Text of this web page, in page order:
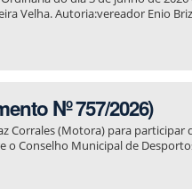
Velha. Autoria:vereador Enio
Nº 757/2026)
Corrales (Motora) para participar
o Conselho Municipal de